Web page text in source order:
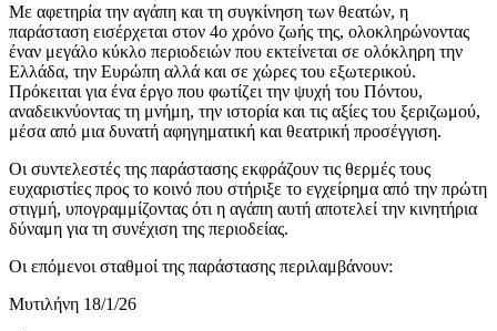
Με αφετηρία την αγάπη και τη συγκίνηση των θεατών, η
παράσταση εισέρχεται στον 4ο χρόνο ζωής της, ολοκληρώνοντας
έναν μεγάλο κύκλο περιοδειών που εκτείνεται σε ολόκληρη την
Ελλάδα, την Ευρώπη αλλά και σε χώρες του εξωτερικού.
Πρόκειται για ένα έργο που φωτίζει την ψυχή του Πόντου,
αναδεικνύοντας τη μνήμη, την ιστορία και τις αξίες του ξεριζωμού,
μέσα από μια δυνατή αφηγηματική και θεατρική προσέγγιση.
Οι συντελεστές της παράστασης εκφράζουν τις θερμές τους
ευχαριστίες προς το κοινό που στήριξε το εγχείρημα από την πρώτη
στιγμή, υπογραμμίζοντας ότι η αγάπη αυτή αποτελεί την κινητήρια
δύναμη για τη συνέχιση της περιοδείας.
Οι επόμενοι σταθμοί της παράστασης περιλαμβάνουν:
Μυτιλήνη 18/1/26